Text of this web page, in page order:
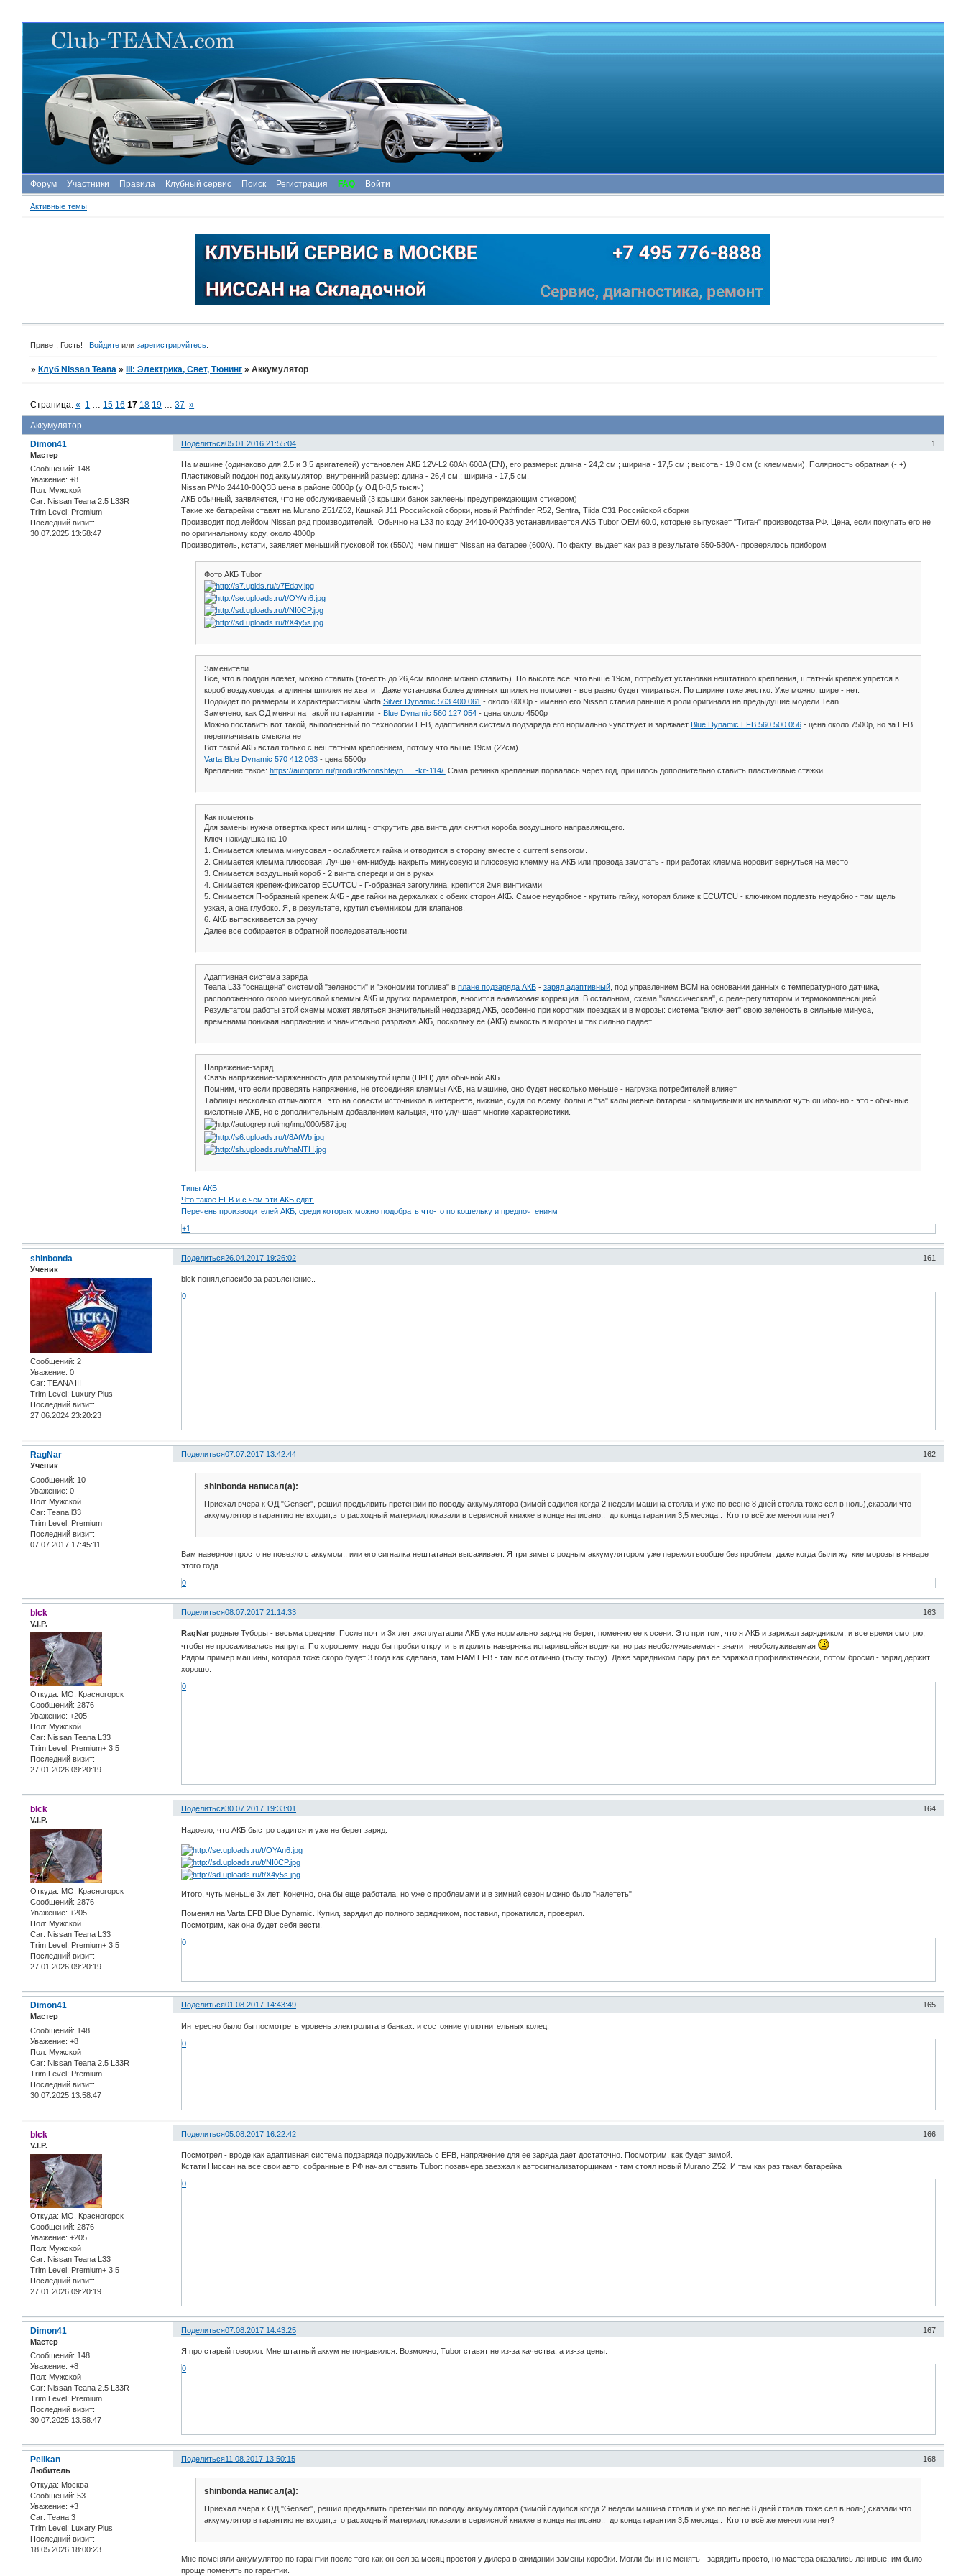
Форум Участники Правила Клубный сервис Поиск Регистрация FAQ Войти
Активные темы
Привет, Гость! Войдитеили зарегистрируйтесь.
» Клуб Nissan Teana » III: Электрика, Свет, Тюнинг »Аккумулятор
Аккумулятор
Страница:« 1 15 16 17 18 19 37 »
Поделиться 1
05.01.2016 21:55:04
Dimon41
Мастер
Сообщений: 148
Уважение: +8
Пол: Мужской
Car: Nissan Teana 2.5 L33R
Trim Level: Premium
Последний визит:
30.07.2025 13:58:47
На машине (одинаково для 2.5 и 3.5 двигателей) установлен АКБ 12V-L2 60Ah 600A (EN), его размеры: длина - 24,2 см.; ширина - 17,5 см.; высота - 19,0 см (с клеммами). Полярность обратная (- +)
Пластиковый поддон под аккумулятор, внутренний размер: длина - 26,4 см.; ширина - 17,5 см.
Nissan P/No 24410-00Q3B цена в районе 6000р (у ОД 8-8,5 тысяч)
АКБ обычный, заявляется, что не обслуживаемый (3 крышки банок заклеены предупреждающим стикером)
Такие же батарейки ставят на Murano Z51/Z52, Кашкай J11 Российской сборки, новый Pathfinder R52, Sentra, Tiida C31 Российской сборки
Производит под лейбом Nissan ряд производителей. Обычно на L33 по коду 24410-00Q3B устанавливается АКБ Tubor OEM 60.0, которые выпускает "Титан" производства РФ. Цена, если покупать его не
по оригинальному коду, около 4000р
Производитель, кстати, заявляет меньший пусковой ток (550А), чем пишет Nissan на батарее (600A). По факту, выдает как раз в результате 550-580A - проверялось прибором
Фото АКБ Tubor
Заменители
Все, что в поддон влезет, можно ставить (то-есть до 26,4см вполне можно ставить). По высоте все, что выше 19см, потребует установки нештатного крепления, штатный крепеж упрется в
короб воздуховода, а длинны шпилек не хватит. Даже установка более длинных шпилек не поможет - все равно будет упираться. По ширине тоже жестко. Уже можно, шире - нет.
Подойдет по размерам и характеристикам Varta Silver Dynamic 563 400 061 - около 6000р - именно его Nissan ставил раньше в роли оригинала на предыдущие модели Tean
Замечено, как ОД менял на такой по гарантии - Blue Dynamic 560 127 054- цена около 4500р
Можно поставить вот такой, выполненный по технологии EFB, адаптивная система подзаряда его нормально чувствует и заряжает Blue Dynamic EFB 560 500 056- цена около 7500р, но за EFB
переплачивать смысла нет
Вот такой АКБ встал только с нештатным креплением, потому что выше 19см (22см)
Varta Blue Dynamic 570 412 063- цена 5500р
Крепление такое: https://autoprofi.ru/product/kronshteyn … -kit-114/. Сама резинка крепления порвалась через год, пришлось дополнительно ставить пластиковые стяжки.
Как поменять
Для замены нужна отвертка крест или шлиц - открутить два винта для снятия короба воздушного направляющего.
Ключ-накидушка на 10
1. Снимается клемма минусовая - ослабляется гайка и отводится в сторону вместе с current sensorом.
2. Снимается клемма плюсовая. Лучше чем-нибудь накрыть минусовую и плюсовую клемму на АКБ или провода замотать - при работах клемма норовит вернуться на место
3. Снимается воздушный короб - 2 винта спереди и он в руках
4. Снимается крепеж-фиксатор ECU/TCU - Г-образная загогулина, крепится 2мя винтиками
5. Снимается П-образный крепеж АКБ - две гайки на держалках с обеих сторон АКБ. Самое неудобное - крутить гайку, которая ближе к ECU/TCU - ключиком подлезть неудобно - там щель
узкая, а она глубоко. Я, в результате, крутил съемником для клапанов.
6. АКБ вытаскивается за ручку
Далее все собирается в обратной последовательности.
Адаптивная система заряда
Teana L33 "оснащена" системой "зелености" и "экономии топлива" в плане подзаряда АКБ- заряд адаптивный, под управлением BCM на основании данных с температурного датчика,
расположенного около минусовой клеммы АКБ и других параметров, вносится аналоговаякоррекция. В остальном, схема "классическая", с реле-регулятором и термокомпенсацией.
Результатом работы этой схемы может являться значительный недозаряд АКБ, особенно при коротких поездках и в морозы: система "включает" свою зеленость в сильные минуса,
временами понижая напряжение и значительно разряжая АКБ, поскольку ее (АКБ) емкость в морозы и так сильно падает.
Напряжение-заряд
Связь напряжение-заряженность для разомкнутой цепи (НРЦ) для обычной АКБ
Помним, что если проверять напряжение, не отсоединяя клеммы АКБ, на машине, оно будет несколько меньше - нагрузка потребителей влияет
Таблицы несколько отличаются...это на совести источников в интернете, нижние, судя по всему, больше "за" кальциевые батареи - кальциевыми их называют чуть ошибочно - это - обычные
кислотные АКБ, но с дополнительным добавлением кальция, что улучшает многие характеристики.
Типы АКБ
Что такое EFB и с чем эти АКБ едят.
Перечень производителей АКБ, среди которых можно подобрать что-то по кошельку и предпочтениям
+1
Поделиться 161
26.04.2017 19:26:02
shinbonda
Ученик
Сообщений: 2
Уважение: 0
Car: TEANA III
Trim Level: Luxury Plus
Последний визит:
27.06.2024 23:20:23
blck понял,спасибо за разъяснение..
0
Поделиться 162
07.07.2017 13:42:44
RagNar
Ученик
Сообщений: 10
Уважение: 0
Пол: Мужской
Car: Teana l33
Trim Level: Premium
Последний визит:
07.07.2017 17:45:11
shinbonda написал(а):
Приехал вчера к ОД "Genser", решил предъявить претензии по поводу аккумулятора (зимой садился когда 2 недели машина стояла и уже по весне 8 дней стояла тоже сел в ноль),сказали что
аккумулятор в гарантию не входит,это расходный материал,показали в сервисной книжке в конце написано.. до конца гарантии 3,5 месяца.. Кто то всё же менял или нет?
Вам наверное просто не повезло с аккумом.. или его сигналка нештатаная высаживает. Я три зимы с родным аккумулятором уже пережил вообще без проблем, даже когда были жуткие морозы в январе
этого года
0
Поделиться 163
08.07.2017 21:14:33
blck
V.I.P.
Откуда: МО. Красногорск
Сообщений: 2876
Уважение: +205
Пол: Мужской
Car: Nissan Teana L33
Trim Level: Premium+ 3.5
Последний визит:
27.01.2026 09:20:19
RagNar родные Туборы - весьма средние. После почти 3х лет эксплуатации АКБ уже нормально заряд не берет, поменяю ее к осени. Это при том, что я АКБ и заряжал зарядником, и все время смотрю,
чтобы не просаживалась напруга. По хорошему, надо бы пробки открутить и долить наверняка испарившейся водички, но раз необслуживаемая - значит необслуживаемая
Рядом пример машины, которая тоже скоро будет 3 года как сделана, там FIAM EFB - там все отлично (тьфу тьфу). Даже зарядником пару раз ее заряжал профилактически, потом бросил - заряд держит
хорошо.
0
Поделиться 164
30.07.2017 19:33:01
blck
V.I.P.
Откуда: МО. Красногорск
Сообщений: 2876
Уважение: +205
Пол: Мужской
Car: Nissan Teana L33
Trim Level: Premium+ 3.5
Последний визит:
27.01.2026 09:20:19
Надоело, что АКБ быстро садится и уже не берет заряд.
Итого, чуть меньше 3х лет. Конечно, она бы еще работала, но уже с проблемами и в зимний сезон можно было "налететь"
Поменял на Varta EFB Blue Dynamic. Купил, зарядил до полного зарядником, поставил, прокатился, проверил.
Посмотрим, как она будет себя вести.
0
Поделиться 165
01.08.2017 14:43:49
Dimon41
Мастер
Сообщений: 148
Уважение: +8
Пол: Мужской
Car: Nissan Teana 2.5 L33R
Trim Level: Premium
Последний визит:
30.07.2025 13:58:47
Интересно было бы посмотреть уровень электролита в банках. и состояние уплотнительных колец.
0
Поделиться 166
05.08.2017 16:22:42
blck
V.I.P.
Откуда: МО. Красногорск
Сообщений: 2876
Уважение: +205
Пол: Мужской
Car: Nissan Teana L33
Trim Level: Premium+ 3.5
Последний визит:
27.01.2026 09:20:19
Посмотрел - вроде как адаптивная система подзаряда подружилась с EFB, напряжение для ее заряда дает достаточно. Посмотрим, как будет зимой.
Кстати Ниссан на все свои авто, собранные в РФ начал ставить Tubor: позавчера заезжал к автосигнализаторщикам - там стоял новый Murano Z52. И там как раз такая батарейка
0
Поделиться 167
07.08.2017 14:43:25
Dimon41
Мастер
Сообщений: 148
Уважение: +8
Пол: Мужской
Car: Nissan Teana 2.5 L33R
Trim Level: Premium
Последний визит:
30.07.2025 13:58:47
Я про старый говорил. Мне штатный аккум не понравился. Возможно, Tubor ставят не из-за качества, а из-за цены.
0
Поделиться 168
11.08.2017 13:50:15
Pelikan
Любитель
Откуда: Москва
Сообщений: 53
Уважение: +3
Car: Теана 3
Trim Level: Luxary Plus
Последний визит:
18.05.2026 18:00:23
shinbonda написал(а):
Приехал вчера к ОД "Genser", решил предъявить претензии по поводу аккумулятора (зимой садился когда 2 недели машина стояла и уже по весне 8 дней стояла тоже сел в ноль),сказали что
аккумулятор в гарантию не входит,это расходный материал,показали в сервисной книжке в конце написано.. до конца гарантии 3,5 месяца.. Кто то всё же менял или нет?
Мне поменяли аккумулятор по гарантии после того как он сел за месяц простоя у дилера в ожидании замены коробки. Могли бы и не менять - зарядить просто, но мастера оказались ленивые, им было
проще поменять по гарантии.